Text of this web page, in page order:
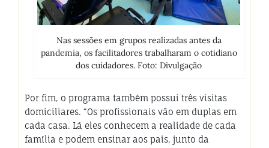
Nas sessões em grupos realizadas antes da
pandemia, os facilitadores trabalharam o cotidiano
dos cuidadores. Foto: Divulgação
Por fim, o programa também possui três visitas
domiciliares. “Os profissionais vão em duplas em
cada casa. Lá eles conhecem a realidade de cada
família e podem ensinar aos pais, junto da